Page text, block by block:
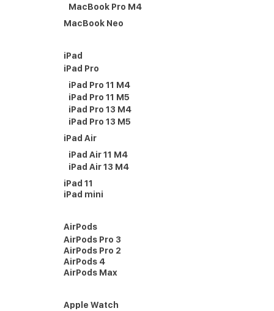
MacBook Pro M4
MacBook Neo
iPad
iPad Pro
iPad Pro 11 M4
iPad Pro 11 M5
iPad Pro 13 M4
iPad Pro 13 M5
iPad Air
iPad Air 11 M4
iPad Air 13 M4
iPad 11
iPad mini
AirPods
AirPods Pro 3
AirPods Pro 2
AirPods 4
AirPods Max
Apple Watch